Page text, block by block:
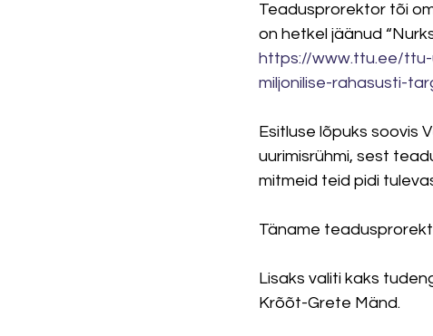
Teadusprorektor tõi
on hetkel jäänud
https://www.ttu.ee/
miljonilise-rahasusti-
Esitluse lõpuks soovis
uurimisrühmi, sest
mitmeid teid pidi
Täname
Lisaks valiti kaks
Krõõt-Grete Mänd.